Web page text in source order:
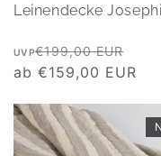
Leinendecke
Normaler
Preis
UVP€199,00 EUR
ab €159,00 EUR